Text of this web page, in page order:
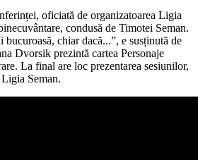
oficiată de organizatoarea Ligia
condusă de Timotei Seman.
chiar dacă...”, e susținută de
Dvorsik prezintă cartea Personaje
La final are loc prezentarea sesiunilor,
Seman.